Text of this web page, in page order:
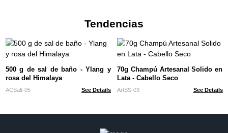
Tendencias
500 g de sal de baño - Ylang y
rosa del Himalaya
ACSalt-05 See Details
70g Champú Artesanal Solido en
Lata - Cabello Seco
ArtSS-03 See Details